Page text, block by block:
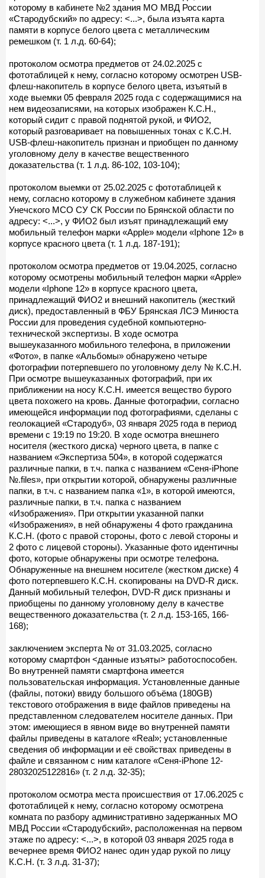
которому в кабинете №2 здания МО МВД России
«Стародубский» по адресу: <...>, была изъята карта
памяти в корпусе белого цвета с металлическим
ремешком (т. 1 л.д. 60-64);
протоколом осмотра предметов от 24.02.2025 с
фототаблицей к нему, согласно которому осмотрен USB-
флеш-накопитель в корпусе белого цвета, изъятый в
ходе выемки 05 февраля 2025 года с содержащимися на
нем видеозаписями, на которых изображен К.С.Н.,
который сидит с правой поднятой рукой, и ФИО2,
который разговаривает на повышенных тонах с К.С.Н.
USB-флеш-накопитель признан и приобщен по данному
уголовному делу в качестве вещественного
доказательства (т. 1 л.д. 86-102, 103-104);
протоколом выемки от 25.02.2025 с фототаблицей к
нему, согласно которому в служебном кабинете здания
Унечского МСО СУ СК России по Брянской области по
адресу: <...>, у ФИО2 был изъят принадлежащий ему
мобильный телефон марки «Apple» модели «Iphone 12» в
корпусе красного цвета (т. 1 л.д. 187-191);
протоколом осмотра предметов от 19.04.2025, согласно
которому осмотрены мобильный телефон марки «Apple»
модели «Iphone 12» в корпусе красного цвета,
принадлежащий ФИО2 и внешний накопитель (жесткий
диск), предоставленный в ФБУ Брянская ЛСЭ Минюста
России для проведения судебной компьютерно-
технической экспертизы. В ходе осмотра
вышеуказанного мобильного телефона, в приложении
«Фото», в папке «Альбомы» обнаружено четыре
фотографии потерпевшего по уголовному делу № К.С.Н.
При осмотре вышеуказанных фотографий, при их
приближении на носу К.С.Н. имеется вещество бурого
цвета похожего на кровь. Данные фотографии, согласно
имеющейся информации под фотографиями, сделаны с
геолокацией «Стародуб», 03 января 2025 года в период
времени с 19:19 по 19:20. В ходе осмотра внешнего
носителя (жесткого диска) черного цвета, в папке с
названием «Экспертиза 504», в которой содержатся
различные папки, в т.ч. папка с названием «Сеня-iPhone
№.files», при открытии которой, обнаружены различные
папки, в т.ч. с названием папка «1», в которой имеются,
различные папки, в т.ч. папка с названием
«Изображения». При открытии указанной папки
«Изображения», в ней обнаружены 4 фото гражданина
К.С.Н. (фото с правой стороны, фото с левой стороны и
2 фото с лицевой стороны). Указанные фото идентичны
фото, которые обнаружены при осмотре телефона.
Обнаруженные на внешнем носителе (жестком диске) 4
фото потерпевшего К.С.Н. скопированы на DVD-R диск.
Данный мобильный телефон, DVD-R диск признаны и
приобщены по данному уголовному делу в качестве
вещественного доказательства (т. 2 л.д. 153-165, 166-
168);
заключением эксперта № от 31.03.2025, согласно
которому смартфон <данные изъяты> работоспособен.
Во внутренней памяти смартфона имеется
пользовательская информация. Установленные данные
(файлы, потоки) ввиду большого объёма (180GB)
текстового отображения в виде файлов приведены на
представленном следователем носителе данных. При
этом: имеющиеся в явном виде во внутренней памяти
файлы приведены в каталоге «Real»; установленные
сведения об информации и её свойствах приведены в
файле и связанном с ним каталоге «Сеня-iPhone 12-
28032025122816» (т. 2 л.д. 32-35);
протоколом осмотра места происшествия от 17.06.2025 с
фототаблицей к нему, согласно которому осмотрена
комната по разбору административно задержанных МО
МВД России «Стародубский», расположенная на первом
этаже по адресу: <...>, в которой 03 января 2025 года в
вечернее время ФИО2 нанес один удар рукой по лицу
К.С.Н. (т. 3 л.д. 31-37);